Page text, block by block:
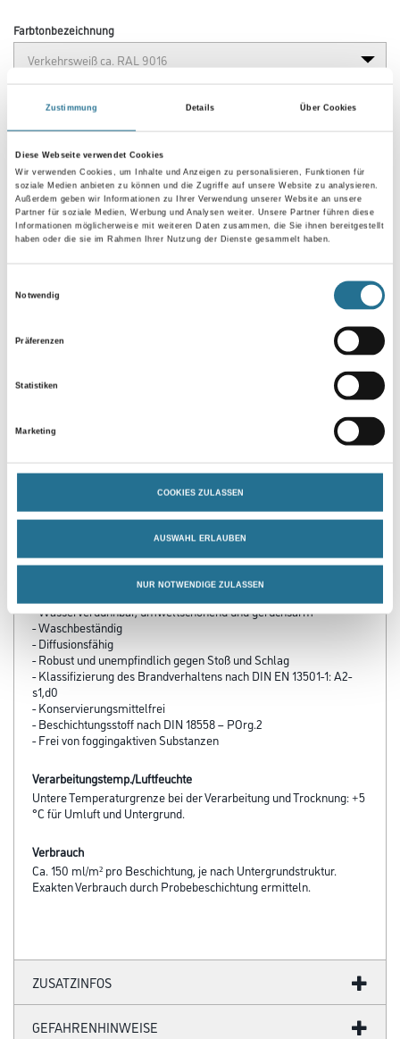
Zustimmung Details Über Cookies
Diese Webseite verwendet Cookies
Wir verwenden Cookies, um Inhalte und Anzeigen zu personalisieren, Funktionen für
soziale Medien anbieten zu können und die Zugriffe auf unsere Website zu analysieren.
Außerdem geben wir Informationen zu Ihrer Verwendung unserer Website an unsere
Partner für soziale Medien, Werbung und Analysen weiter. Unsere Partner führen diese
Informationen möglicherweise mit weiteren Daten zusammen, die Sie ihnen bereitgestellt
haben oder die sie im Rahmen Ihrer Nutzung der Dienste gesammelt haben.
Notwendig
Präferenzen
Statistiken
Marketing
COOKIES ZULASSEN
AUSWAHL ERLAUBEN
NUR NOTWENDIGE ZULASSEN
Farbtonbezeichnung
Gebinde
Zur Farbauswahl für Ihren Wunschfarbton
- Wasserverdünnbar, umweltschonend und geruchsarm
- Waschbeständig
- Diffusionsfähig
- Robust und unempfindlich gegen Stoß und Schlag
- Klassifizierung des Brandverhaltens nach DIN EN 13501-1: A2-
s1,d0
- Konservierungsmittelfrei
- Beschichtungsstoff nach DIN 18558 – POrg.2
- Frei von foggingaktiven Substanzen
Verarbeitungstemp./Luftfeuchte
Untere Temperaturgrenze bei der Verarbeitung und Trocknung: +5
°C für Umluft und Untergrund.
Verbrauch
Ca. 150 ml/m² pro Beschichtung, je nach Untergrundstruktur.
Exakten Verbrauch durch Probebeschichtung ermitteln.
ZUSATZINFOS
GEFAHRENHINWEISE